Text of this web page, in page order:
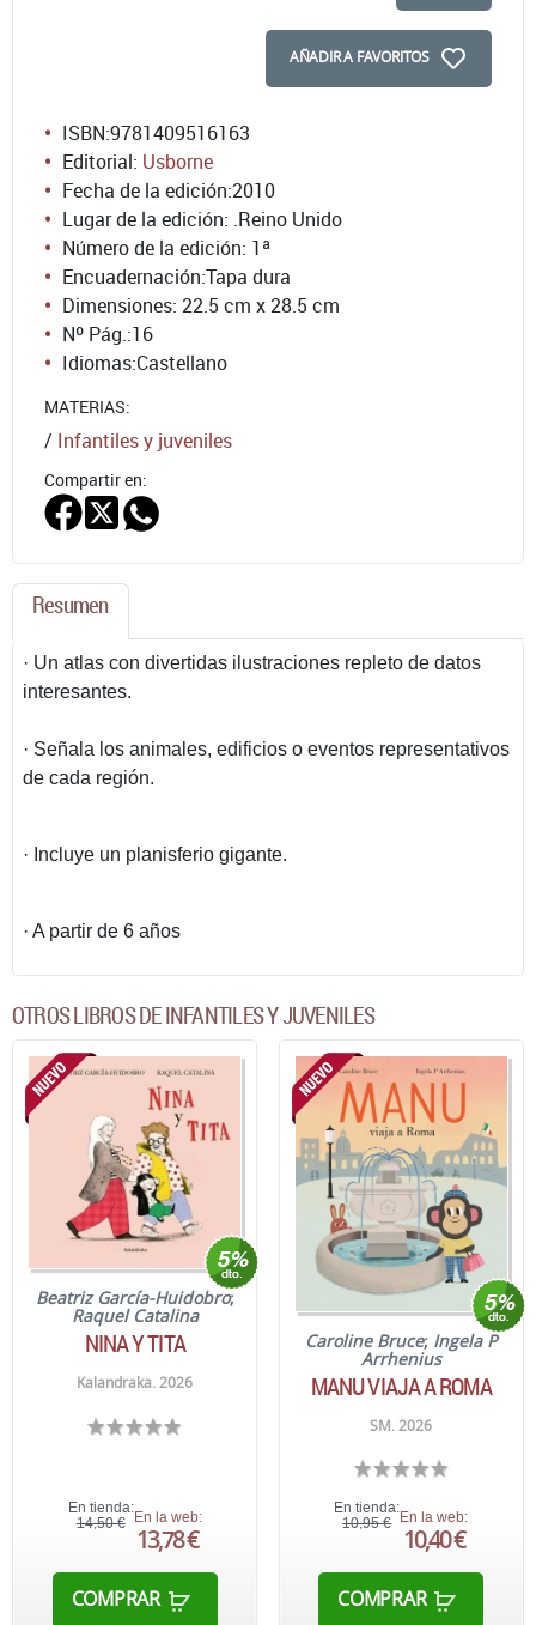
AÑADIR A FAVORITOS
ISBN:9781409516163
Editorial: Usborne
Fecha de la edición:2010
Lugar de la edición: .Reino Unido
Número de la edición: 1ª
Encuadernación:Tapa dura
Dimensiones: 22.5 cm x 28.5 cm
Nº Pág.:16
Idiomas:Castellano
MATERIAS:
/ Infantiles y juveniles
Compartir en:
Resumen
· Un atlas con divertidas ilustraciones repleto de datos
interesantes.
· Señala los animales, edificios o eventos representativos
de cada región.
· Incluye un planisferio gigante.
· A partir de 6 años
OTROS LIBROS DE INFANTILES Y JUVENILES
Beatriz García-Huidobro;
Raquel Catalina
NINA Y TITA
Kalandraka. 2026
En tienda:
14,50 € En la web:
13,78 €
COMPRAR
Caroline Bruce; Ingela P
Arrhenius
MANU VIAJA A ROMA
SM. 2026
En tienda:
10,95 €
En la web:
10,40 €
COMPRAR